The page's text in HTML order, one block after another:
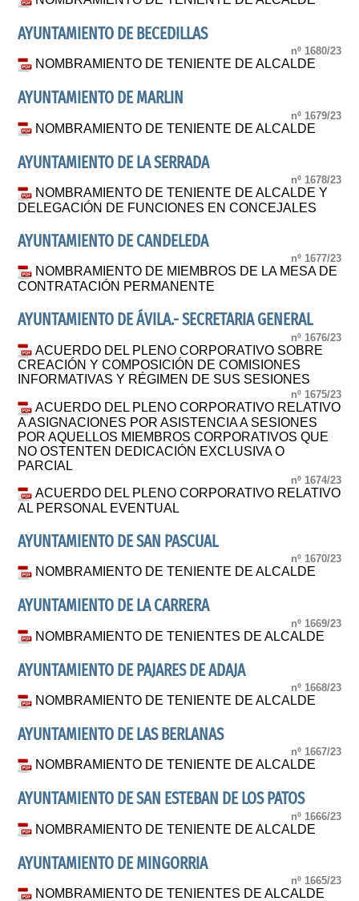
AYUNTAMIENTO DE BECEDILLAS
nº 1680/23
NOMBRAMIENTO DE TENIENTE DE ALCALDE
AYUNTAMIENTO DE MARLIN
nº 1679/23
NOMBRAMIENTO DE TENIENTE DE ALCALDE
AYUNTAMIENTO DE LA SERRADA
nº 1678/23
NOMBRAMIENTO DE TENIENTE DE ALCALDE Y
DELEGACIÓN DE FUNCIONES EN CONCEJALES
AYUNTAMIENTO DE CANDELEDA
nº 1677/23
NOMBRAMIENTO DE MIEMBROS DE LA MESA DE
CONTRATACIÓN PERMANENTE
AYUNTAMIENTO DE ÁVILA.- SECRETARIA GENERAL
nº 1676/23
ACUERDO DEL PLENO CORPORATIVO SOBRE
CREACIÓN Y COMPOSICIÓN DE COMISIONES
INFORMATIVAS Y RÉGIMEN DE SUS SESIONES
nº 1675/23
ACUERDO DEL PLENO CORPORATIVO RELATIVO
A ASIGNACIONES POR ASISTENCIA A SESIONES
POR AQUELLOS MIEMBROS CORPORATIVOS QUE
NO OSTENTEN DEDICACIÓN EXCLUSIVA O
PARCIAL
nº 1674/23
ACUERDO DEL PLENO CORPORATIVO RELATIVO
AL PERSONAL EVENTUAL
AYUNTAMIENTO DE SAN PASCUAL
nº 1670/23
NOMBRAMIENTO DE TENIENTE DE ALCALDE
AYUNTAMIENTO DE LA CARRERA
nº 1669/23
NOMBRAMIENTO DE TENIENTES DE ALCALDE
AYUNTAMIENTO DE PAJARES DE ADAJA
nº 1668/23
NOMBRAMIENTO DE TENIENTE DE ALCALDE
AYUNTAMIENTO DE LAS BERLANAS
nº 1667/23
NOMBRAMIENTO DE TENIENTE DE ALCALDE
AYUNTAMIENTO DE SAN ESTEBAN DE LOS PATOS
nº 1666/23
NOMBRAMIENTO DE TENIENTE DE ALCALDE
AYUNTAMIENTO DE MINGORRIA
nº 1665/23
NOMBRAMIENTO DE TENIENTES DE ALCALDE